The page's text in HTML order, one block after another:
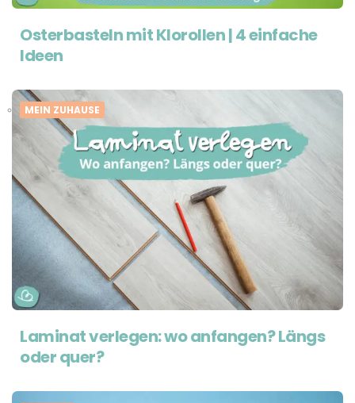
Osterbasteln mit Klorollen | 4 einfache
Ideen
MEIN ZUHAUSE
Laminat verlegen: wo anfangen? Längs
oder quer?